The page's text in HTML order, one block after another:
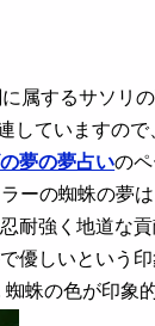
属するサソリ
していますので
夢の夢占いの
ーの蜘蛛の夢
耐強く地道な
優しいという
蛛の色が印象